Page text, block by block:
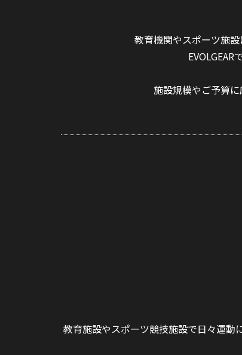
教育機関やスポーツ施
施設規模やご予算
教育施設やスポーツ競技施設で日々運動